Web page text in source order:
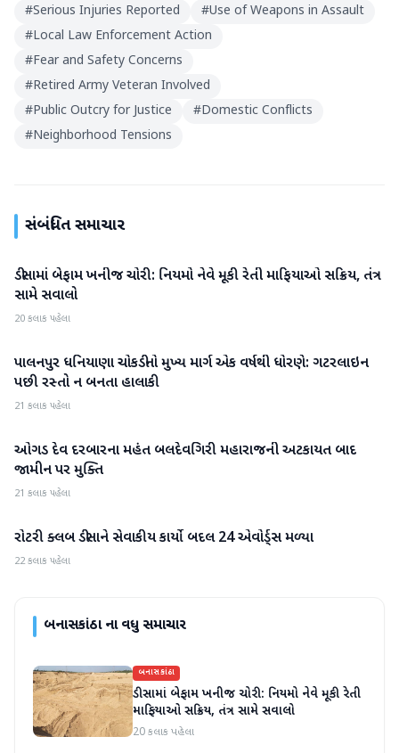
#Serious Injuries Reported #Use of Weapons in Assault
#Local Law Enforcement Action
#Fear and Safety Concerns
#Retired Army Veteran Involved
#Public Outcry for Justice #Domestic Conflicts
#Neighborhood Tensions
સંબંધિત સમાચાર
બનાસકાંઠા
ડીસામાં બેફામ ખનીજ ચોરી: નિયમો નેવે મૂકી રેતી માફિયાઓ સક્રિય, તંત્ર
સામે સવાલો
20 કલાક પહેલા
બનાસકાંઠા
પાલનપુર ધનિયાણા ચોકડીનો મુખ્ય માર્ગ એક વર્ષથી ધોરણે: ગટરલાઇન
પછી રસ્તો ન બનતા હાલાકી
21 કલાક પહેલા
બનાસકાંઠા
ઓગડ દેવ દરબારના મહંત બલદેવગિરી મહારાજની અટકાયત બાદ
જામીન પર મુક્તિ
21 કલાક પહેલા
બનાસકાંઠા
રોટરી ક્લબ ડીસાને સેવાકીય કાર્યો બદલ 24 એવોર્ડ્સ મળ્યા
22 કલાક પહેલા
બનાસકાંઠાના વધુ સમાચાર
બનાસકાંઠા
ડીસામાં બેફામ ખનીજ ચોરી: નિયમો નેવે મૂકી રેતી
માફિયાઓ સક્રિય, તંત્ર સામે સવાલો
20 કલાક પહેલા